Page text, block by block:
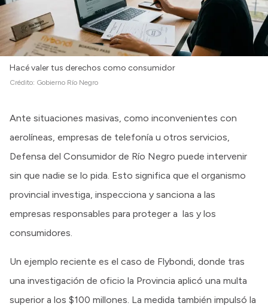
Hacé valer tus derechos como consumidor
Crédito: Gobierno Río Negro
Ante situaciones masivas, como inconvenientes con
aerolíneas, empresas de telefonía u otros servicios,
Defensa del Consumidor de Río Negro puede intervenir
sin que nadie se lo pida. Esto significa que el organismo
provincial investiga, inspecciona y sanciona a las
empresas responsables para proteger a las y los
consumidores.
Un ejemplo reciente es el caso de Flybondi, donde tras
una investigación de oficio la Provincia aplicó una multa
superior a los $100 millones. La medida también impulsó la